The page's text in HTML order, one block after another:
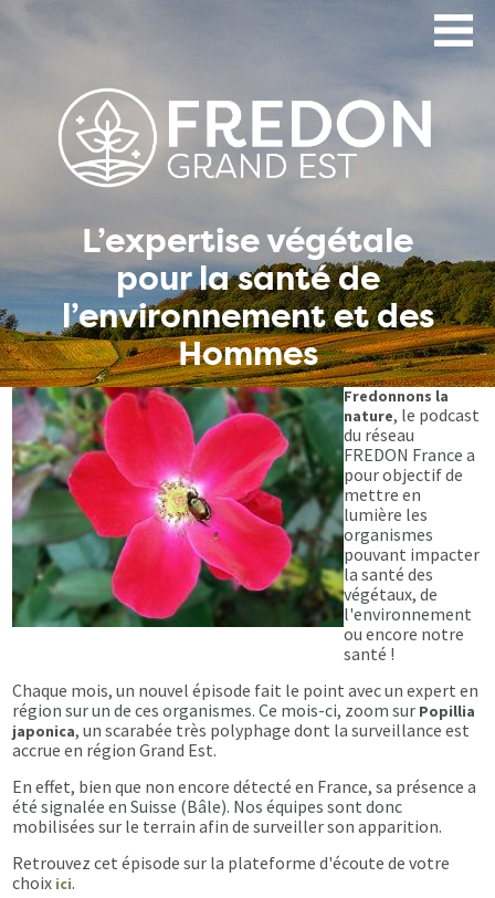
L’expertise végétale
pour la santé de
l’environnement et des
Hommes
Fredonnons la
nature, le podcast
du réseau
FREDON France a
pour objectif de
mettre en
lumière les
organismes
pouvant impacter
la santé des
végétaux, de
l'environnement
ou encore notre
santé !
Chaque mois, un nouvel épisode fait le point avec un expert en
région sur un de ces organismes. Ce mois-ci, zoom sur Popillia
japonica, un scarabée très polyphage dont la surveillance est
accrue en région Grand Est.
En effet, bien que non encore détecté en France, sa présence a
été signalée en Suisse (Bâle). Nos équipes sont donc
mobilisées sur le terrain afin de surveiller son apparition.
Retrouvez cet épisode sur la plateforme d'écoute de votre
choix ici.